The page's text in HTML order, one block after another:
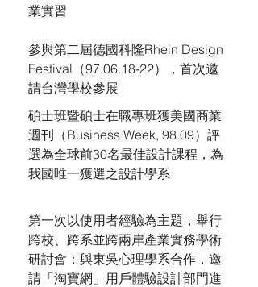
業實習
參與第二屆德國科隆Rhein Design
Festival（97.06.18-22），首次邀
請台灣學校參展
碩士班暨碩士在職專班獲美國商業
週刊（Business Week, 98.09）評
選為全球前30名最佳設計課程，為
我國唯一獲選之設計學系
第一次以使用者經驗為主題，舉行
跨校、跨系並跨兩岸產業實務學術
研討會：與東吳心理學系合作，邀
請「淘寶網」用戶體驗設計部門進